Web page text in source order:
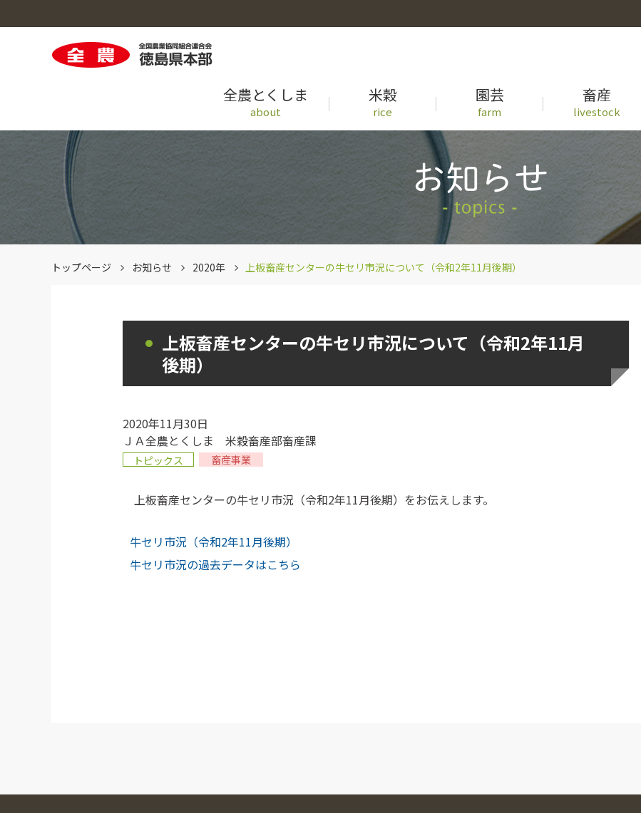
全農とくしま
about
米穀
rice
園芸
farm
畜産
livestock
全農とくしまのトップへ
米穀のトップへ 徳島県産米の生育状況一覧
園芸のトップへ 青果物出荷カレンダー
畜産のトップへ 牛セリ市況一覧
採用情報のトップへ 先輩職員の声
トップページ お知らせ 2020年 上板畜産センターの牛セリ市況について（令和2年11月後期）
上板畜産センターの牛セリ市況について（令和2年11月
後期）
2020年11月30日
ＪＡ全農とくしま 米穀畜産部畜産課
トピックス 畜産事業
上板畜産センターの牛セリ市況（令和2年11月後期）をお伝えします。
牛セリ市況（令和2年11月後期）
牛セリ市況の過去データはこちら